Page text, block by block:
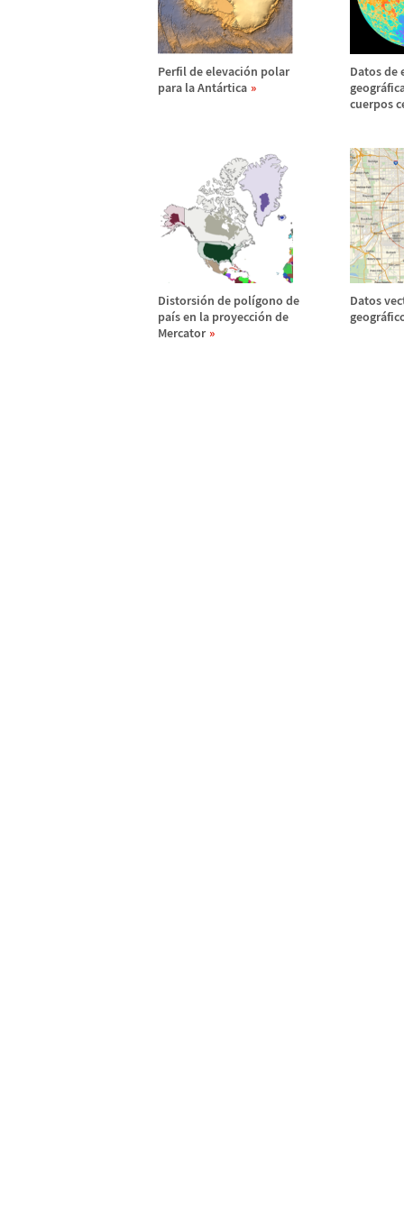
Perfil de elevación polar
para la Antártica
Datos de
geográ
cuerpos
Distorsión de polígono de
país en la proyección de
Mercator
Datos
geográ